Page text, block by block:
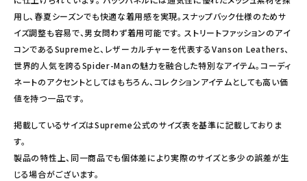
用し、春夏シーズンでも快適な着用感を実現。スナップバック仕様のためサ
イズ調整も容易で、男女問わず着用可能です。 ストリートファッションのアイ
コンであるSupremeと、レザーカルチャーを代表するVanson Leathers、
世界的人気を誇るSpider-Manの魅力を融合した特別なアイテム。コーディ
ネートのアクセントとしてはもちろん、コレクションアイテムとしても高い価
値を持つ一品です。
掲載しているサイズはSupreme公式のサイズ表を基準に記載しておりま
す。
製品の特性上、同一商品でも個体差により実際のサイズと多少の誤差が生
じる場合がございます。